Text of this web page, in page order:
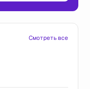
Смотреть все